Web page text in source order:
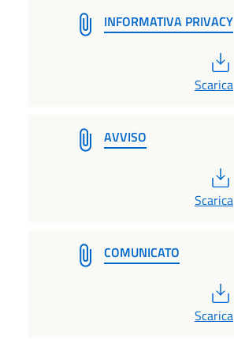
INFORMATIVA PRIVACY
Scarica
AVVISO
Scarica
COMUNICATO
Scarica